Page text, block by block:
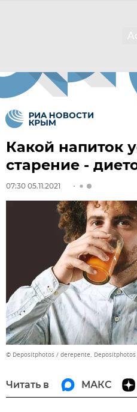
Какой напиток
старение -
07:30 05.11.2021
© Depositphotos / derepente,
Читать в МАКС